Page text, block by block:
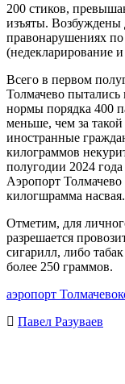
200 стиков,
изъяты. Возбуждены
правонарушениях
(недекларирование
Всего в первом
Толмачево пытались
нормы порядка 400
меньше, чем за
иностранные
килограммов
полугодии 2024
Аэропорт Толмачево
килогшрамма насвая.
Отметим, для
разрешается
сигарилл, либо
более 250 граммов.
аэропорт Толмачево
Павел Разуваев